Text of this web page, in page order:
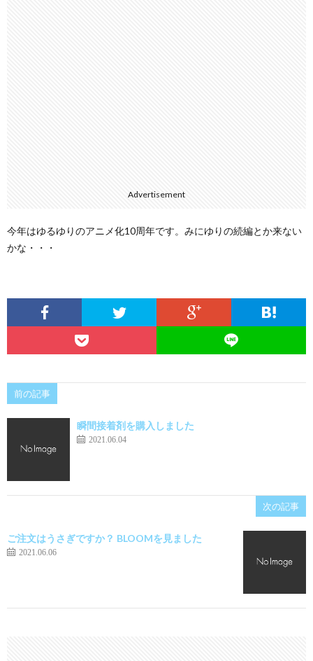
Advertisement
今年はゆるゆりのアニメ化10周年です。みにゆりの続編とか来ない
かな・・・
前の記事
瞬間接着剤を購入しました
2021.06.04
次の記事
ご注文はうさぎですか？ BLOOMを見ました
2021.06.06